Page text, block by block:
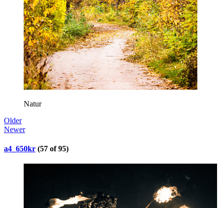
Natur
Older
Newer
a4_650kr (57 of 95)